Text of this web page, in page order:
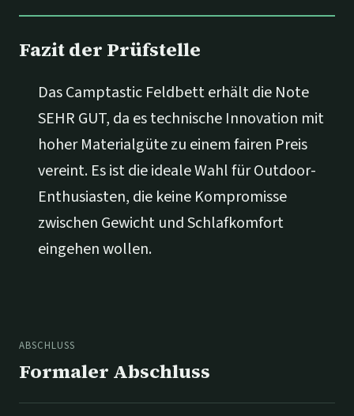
Fazit der Prüfstelle
Das Camptastic Feldbett erhält die Note
SEHR GUT, da es technische Innovation mit
hoher Materialgüte zu einem fairen Preis
vereint. Es ist die ideale Wahl für Outdoor-
Enthusiasten, die keine Kompromisse
zwischen Gewicht und Schlafkomfort
eingehen wollen.
ABSCHLUSS
Formaler Abschluss